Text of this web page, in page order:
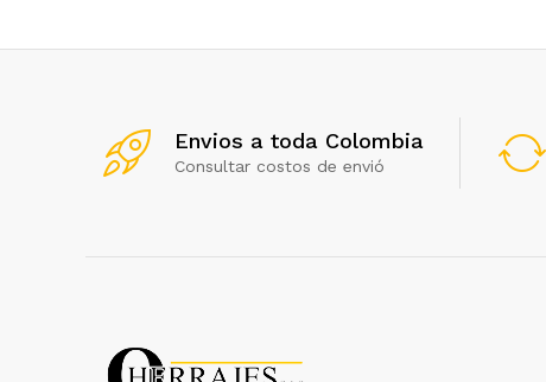
Envios a toda Colombia
Consultar costos de envió